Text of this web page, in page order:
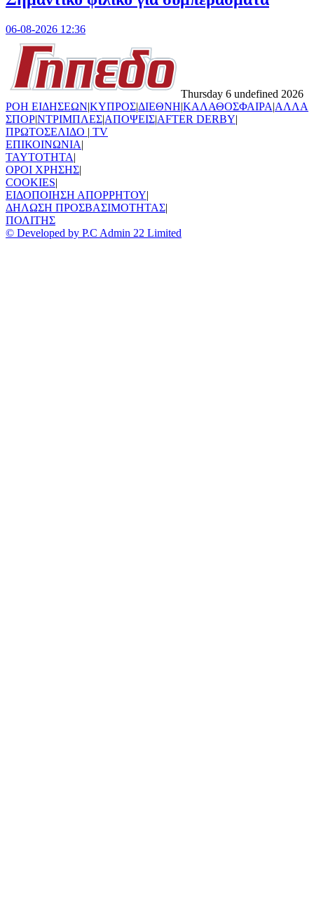
06-08-2026 12:36
Thursday 6 undefined 2026
ΡΟΗ ΕΙΔΗΣΕΩΝ|ΚΥΠΡΟΣ|ΔΙΕΘΝΗ|ΚΑΛΑΘΟΣΦΑΙΡΑ|ΑΛΛΑ
ΣΠΟΡ|ΝΤΡΙΜΠΛΕΣ|ΑΠΟΨΕΙΣ|AFTER DERBY|
ΠΡΩΤΟΣΕΛΙΔΟ | TV
ΕΠΙΚΟΙΝΩΝΙΑ|
TAYTOTHTA|
ΟΡΟΙ ΧΡΗΣΗΣ|
COOKIES|
ΕΙΔΟΠΟΙΗΣΗ ΑΠΟΡΡΗΤΟΥ|
ΔΗΛΩΣΗ ΠΡΟΣΒΑΣΙΜΟΤΗΤΑΣ|
ΠΟΛΙΤΗΣ
© Developed by P.C Admin 22 Limited